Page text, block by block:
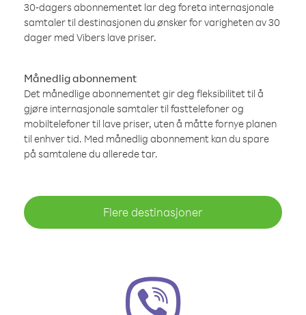
30-dagers abonnementet lar deg foreta internasjonale
samtaler til destinasjonen du ønsker for varigheten av 30
dager med Vibers lave priser.
Månedlig abonnement
Det månedlige abonnementet gir deg fleksibilitet til å
gjøre internasjonale samtaler til fasttelefoner og
mobiltelefoner til lave priser, uten å måtte fornye planen
til enhver tid. Med månedlig abonnement kan du spare
på samtalene du allerede tar.
Flere destinasjoner